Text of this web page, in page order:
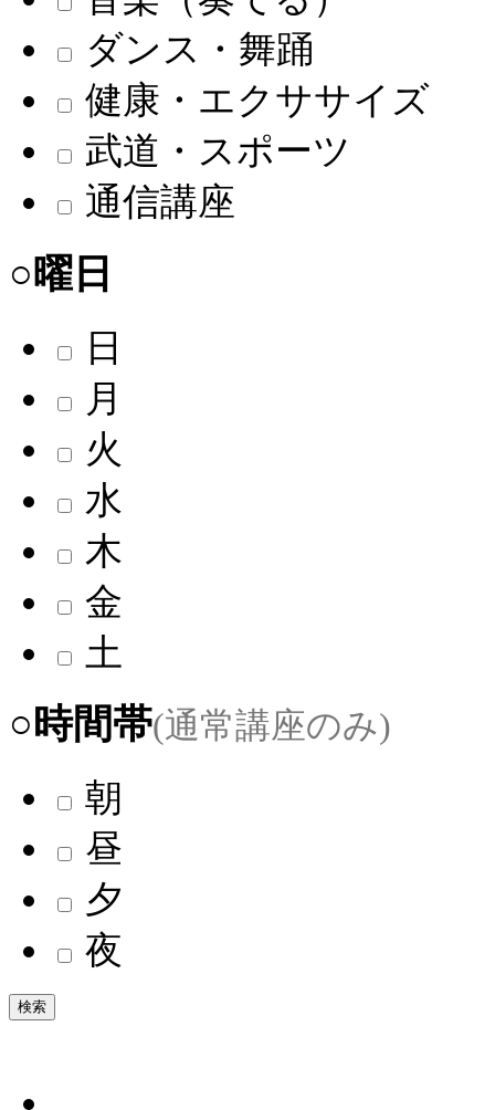
ダンス・舞踊
健康・エクササイズ
武道・スポーツ
通信講座
○曜日
日
月
火
水
木
金
土
○時間帯(通常講座のみ)
朝
昼
夕
夜
検索